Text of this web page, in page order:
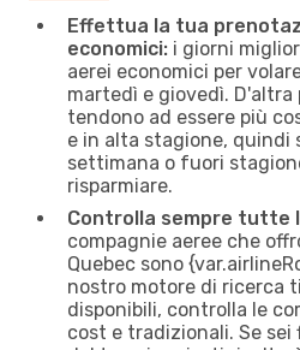
Effettua la tua
economici: i giorni
aerei economici per
martedì e giovedì.
tendono ad essere più
e in alta stagione, quindi
settimana o fuori
risparmiare.
Controlla sempre tutte
compagnie aeree che
Quebec sono
nostro motore di ricerca
disponibili, controlla le
cost e tradizionali. Se